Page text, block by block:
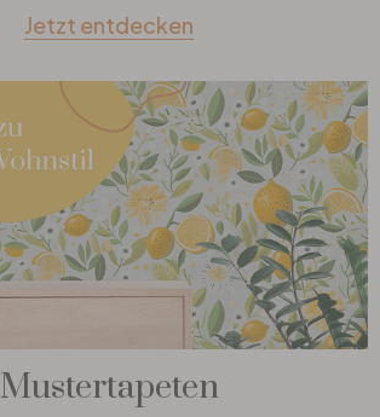
Jetzt entdecken
Mustertapeten